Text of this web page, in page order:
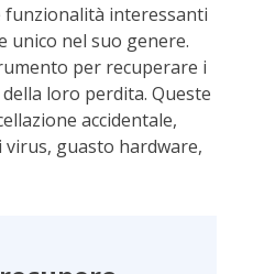
funzionalità interessanti
unico nel suo genere.
per recuperare i
loro perdita. Queste
accidentale,
guasto hardware,